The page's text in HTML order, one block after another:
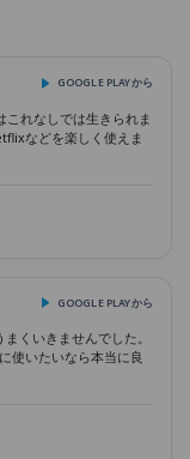
GOOGLE PLAYから
れなしでは生きられま
などを楽しく使えま
GOOGLE PLAYから
くいきませんでした。
使いたいなら本当に良